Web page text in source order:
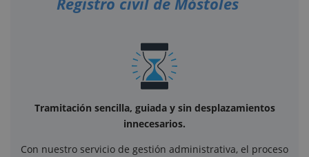
Tramitación sencilla, guiada y sin desplazamientos
innecesarios.
Con nuestro servicio de gestión administrativa, el proceso